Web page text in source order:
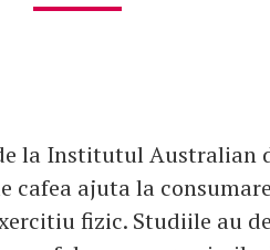
la Institutul Australian
cafea ajuta la
fizic. Studiile au